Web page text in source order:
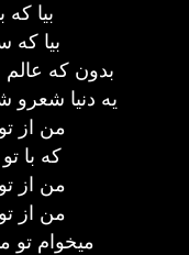
بیا که
بیا که
بدون که
یه دنیا شعرو
من از
که با
من از
من از
میخوام تو